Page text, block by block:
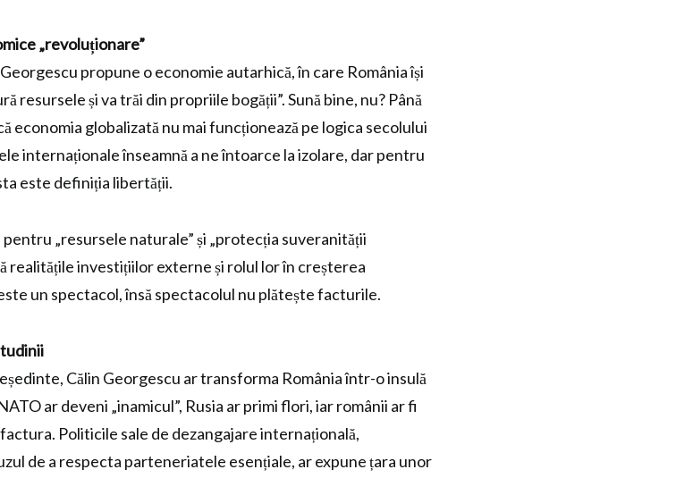
„revoluționare”
propune o economie autarhică, în care România își
resursele și va trăi din propriile bogății”. Sună bine, nu? Până
economia globalizată nu mai funcționează pe logica secolului
internaționale înseamnă a ne întoarce la izolare, dar pentru
este definiția libertății.
pentru „resursele naturale” și „protecția suveranității
realitățile investițiilor externe și rolul lor în creșterea
un spectacol, însă spectacolul nu plătește facturile.
Călin Georgescu ar transforma România într-o insulă
ar deveni „inamicul”, Rusia ar primi flori, iar românii ar fi
factura. Politicile sale de dezangajare internațională,
de a respecta parteneriatele esențiale, ar expune țara unor